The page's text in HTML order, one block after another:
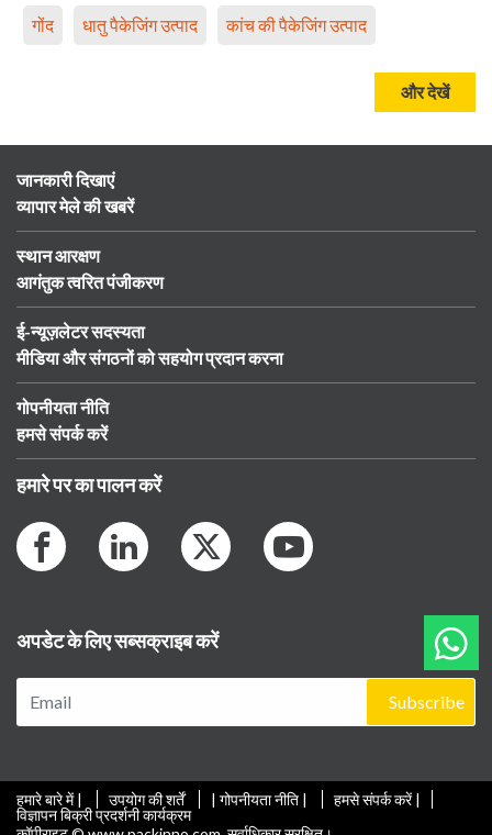
गोंद धातु पैकेजिंग उत्पाद कांच की पैकेजिंग उत्पाद
और देखें
जानकारी दिखाएं
व्यापार मेले की खबरें
स्थान आरक्षण
आगंतुक त्वरित पंजीकरण
ई-न्यूज़लेटर सदस्यता
मीडिया और संगठनों को सहयोग प्रदान करना
गोपनीयता नीति
हमसे संपर्क करें
हमारे पर का पालन करें
अपडेट के लिए सब्सक्राइब करें
Subscribe
हमारे बारे में | उपयोग की शर्तें | गोपनीयता नीति |
हमसे संपर्क करें |
विज्ञापन बिक्री प्रदर्शनी कार्यक्रम